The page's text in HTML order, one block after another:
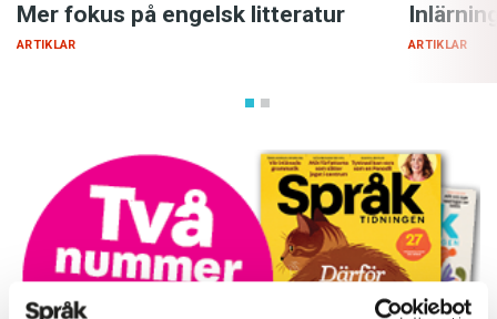
Mer fokus på engelsk litteratur
ARTIKLAR ARTIKLAR